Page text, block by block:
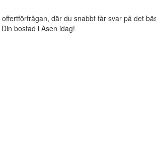
där du snabbt får svar på det
bostad i Asen idag!